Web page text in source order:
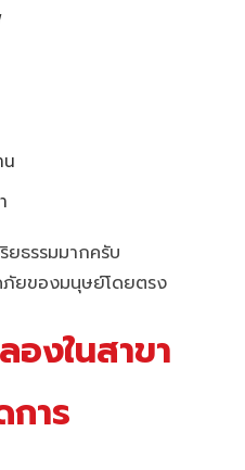
น
ยธรรมมากครับ
ภัยของมนุษย์โดยตรง
องในสาขา
การ